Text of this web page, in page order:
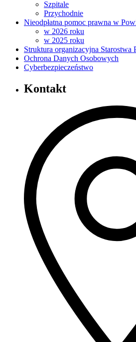
Szpitale
Przychodnie
Nieodpłatna pomoc prawna w
w 2026 roku
w 2025 roku
Struktura organizacyjna
Ochrona Danych Osobowych
Cyberbezpieczeństwo
Kontakt